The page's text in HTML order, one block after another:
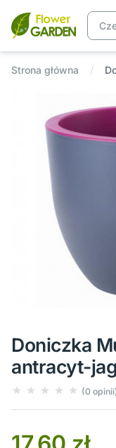
Strona główna
Doniczka
antracyt-
(0